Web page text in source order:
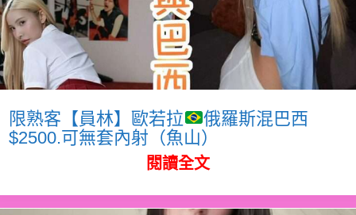
限熟客【員林】歐若拉
俄羅斯混巴西
$2500.可無套內射（魚山）
閱讀全文